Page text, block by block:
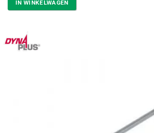
IN WINKELWAGEN